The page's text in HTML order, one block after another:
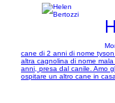
cane di 2 anni di nome
altra cagnolina di nome
anni, presa dal canile. Amo
ospitare un altro cane in